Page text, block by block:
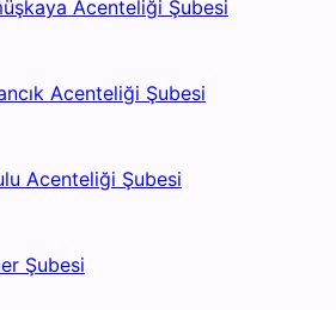
Acenteliği Şubesi
Acenteliği Şubesi
Acenteliği Şubesi
Şubesi